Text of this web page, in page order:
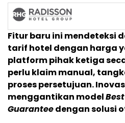
Fitur baru ini mendeteksi
tarif hotel dengan harga
platform pihak ketiga
perlu klaim manual,
proses persetujuan.
menggantikan model
Guaranteedengan solusi